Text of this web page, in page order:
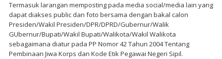
Termasuk larangan memposting pada media social/media lain yang
dapat diakses public dan foto bersama dengan bakal calon
Presiden/Wakil Presiden/DPR/DPRD/Gubernur/Walik
GUbernur/Bupati/Wakil Bupati/Walikota/Wakil Walikota
sebagaimana diatur pada PP Nomor 42 Tahun 2004 Tentang
Pembinaan Jiwa Korps dan Kode Etik Pegawai Negeri Sipil.